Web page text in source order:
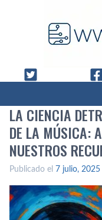
LA CIENCIA
DE LA MÚSICA:
NUESTROS
Publicado el 7 julio, 2025